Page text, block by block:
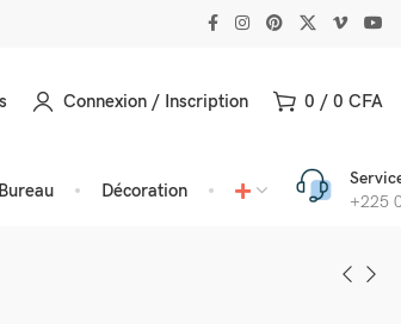
Connexion / Inscription 0 / 0 CFA
Bureau Décoration
+225